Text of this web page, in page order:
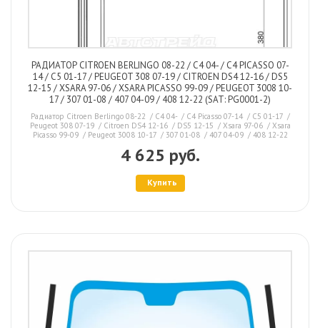
РАДИАТОР CITROEN BERLINGO 08-22 / C4 04- / C4 PICASSO 07-
14 / C5 01-17 / PEUGEOT 308 07-19 / CITROEN DS4 12-16 / DS5
12-15 / XSARA 97-06 / XSARA PICASSO 99-09 / PEUGEOT 3008 10-
17 / 307 01-08 / 407 04-09 / 408 12-22 (SAT: PG0001-2)
Радиатор Citroen Berlingo 08-22 / C4 04- / C4 Picasso 07-14 / C5 01-17 /
Peugeot 308 07-19 / Citroen DS4 12-16 / DS5 12-15 / Xsara 97-06 / Xsara
Picasso 99-09 / Peugeot 3008 10-17 / 307 01-08 / 407 04-09 / 408 12-22
4 625 руб.
Купить